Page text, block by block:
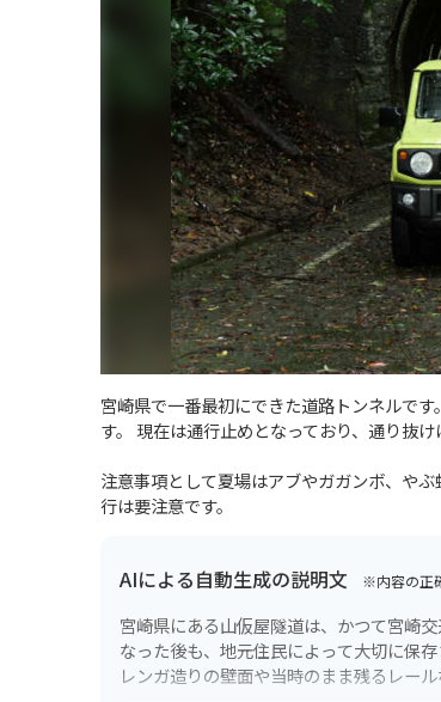
宮崎県で一番最初にできた道路トンネルで
す。 現在は通行止めとなっており、通り抜
注意事項として夏場はアブやガガンボ、や
行は要注意です。
AIによる自動生成の説明文 ※内容の正
宮崎県にある山仮屋隧道は、かつて宮崎
なった後も、地元住民によって大切に保
レンガ造りの壁面や当時のまま残るレー